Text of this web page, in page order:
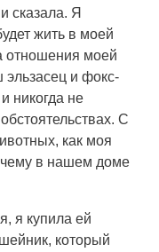
сказала. Я
жить в моей
отношения моей
и фокс-
никогда не
С
как моя
в нашем доме
я купила ей
который